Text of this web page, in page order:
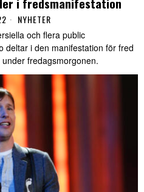
NYHETER
och flera public
deltar i den manifestation för fred
fredagsmorgonen.